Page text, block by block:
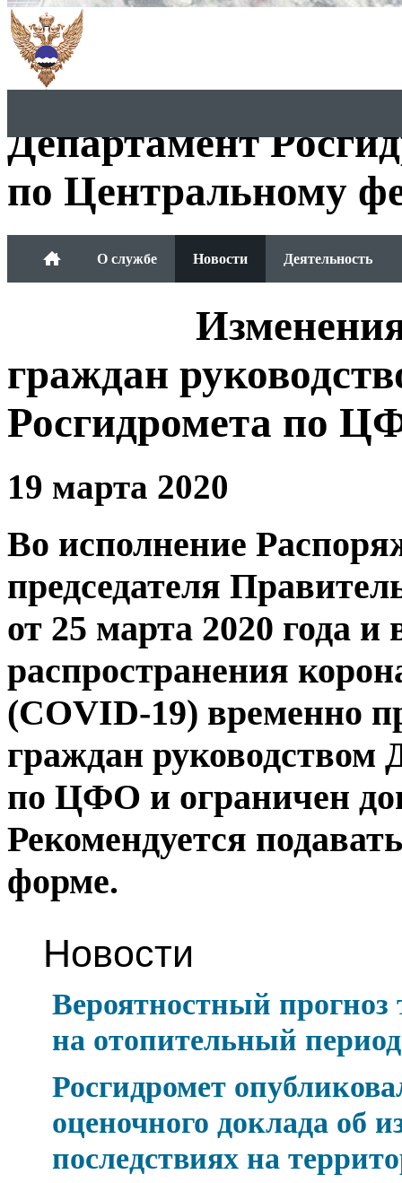
Департамент
по Центральному
О службе Новости Деятельность
граждан
Росгидромета по
19 марта 2020
Во исполнение
председателя
от 25 марта 2020 года
распространения
(COVID-19) временно
граждан руководством
по ЦФО и ограничен
Рекомендуется
форме.
Новости
Вероятностный
на отопительный
Росгидромет
оценочного доклада об
последствиях на